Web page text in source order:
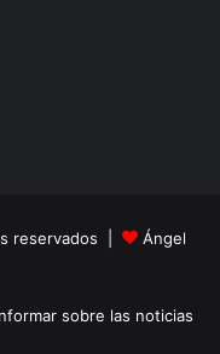
reservados |
Ángel
sobre las noticias